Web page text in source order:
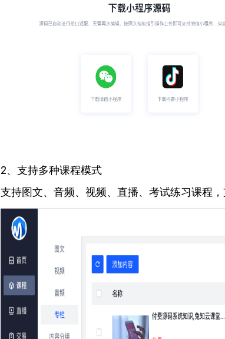
2、支持多种课程模式
支持图文、音频、视频、直播、考试练习课程